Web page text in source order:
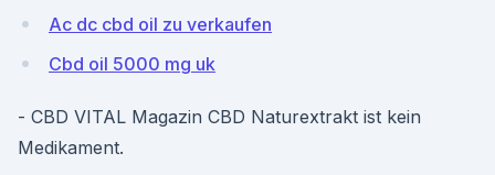
Ac dc cbd oil zu verkaufen
Cbd oil 5000 mg uk
- CBD VITAL Magazin CBD Naturextrakt ist kein
Medikament.